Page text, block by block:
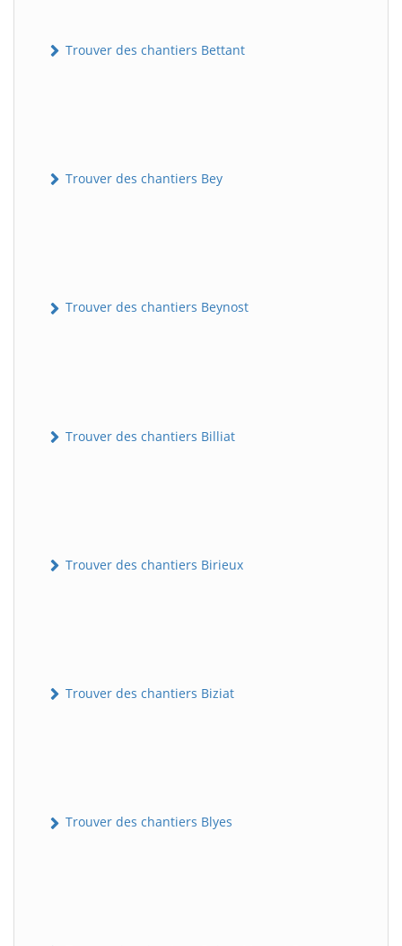
Trouver des chantiers Bettant
Trouver des chantiers Bey
Trouver des chantiers Beynost
Trouver des chantiers Billiat
Trouver des chantiers Birieux
Trouver des chantiers Biziat
Trouver des chantiers Blyes